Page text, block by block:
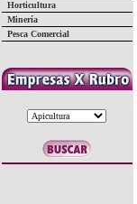
Horticultura
Minería
Pesca Comercial